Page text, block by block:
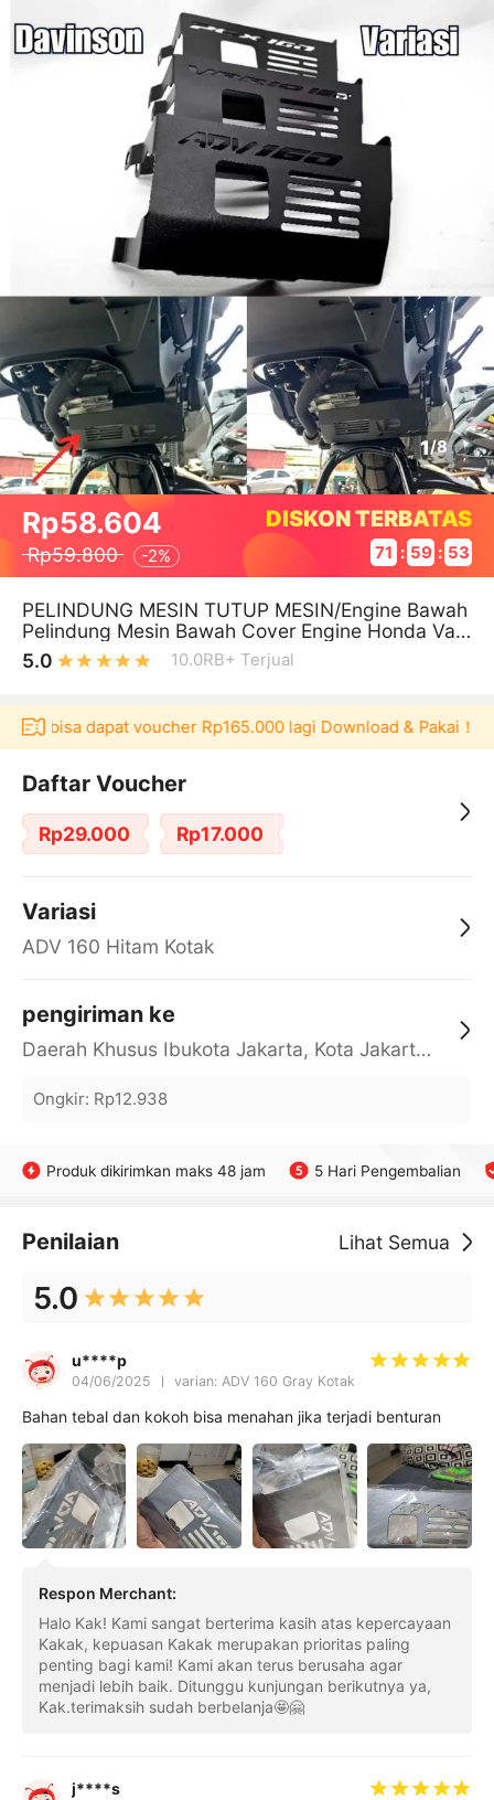
1/8
Rp58.604
Rp59.800 -2%
DISKON TERBATAS
71 : 59 : 52
PELINDUNG MESIN TUTUP MESIN/Engine Bawah
Pelindung Mesin Bawah Cover Engine Honda Vari
o 160 ADV 160 PCX 160 STYLO 160
5.0 10.0RB+ Terjual
bisa dapat voucher Rp165.000 lagi Download & Pakai！
Daftar Voucher
Rp29.000 Rp17.000
Variasi
ADV 160 Hitam Kotak
pengiriman ke
Daerah Khusus Ibukota Jakarta, Kota Jakarta Barat, Cengkareng, yy
Ongkir: Rp12.938
Produk dikirimkan maks 48 jam 5 Hari Pengembalian
Penilaian Lihat Semua
5.0
u****p
04/06/2025 varian: ADV 160 Gray Kotak
Bahan tebal dan kokoh bisa menahan jika terjadi benturan
Respon Merchant:
Halo Kak! Kami sangat berterima kasih atas kepercayaan
Kakak, kepuasan Kakak merupakan prioritas paling
penting bagi kami! Kami akan terus berusaha agar
menjadi lebih baik. Ditunggu kunjungan berikutnya ya,
Kak.terimaksih sudah berbelanja🤩🤗
j****s